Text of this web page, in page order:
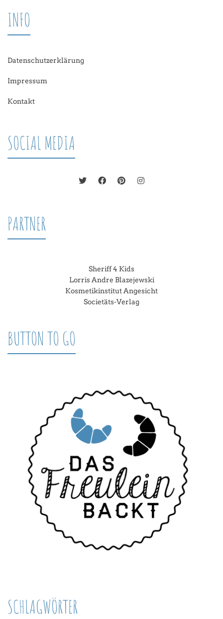
INFO
Datenschutzerklärung
Impressum
Kontakt
SOCIAL MEDIA
PARTNER
Sheriff 4 Kids
Lorris Andre Blazejewski
Kosmetikinstitut Angesicht
Societäts-Verlag
BUTTON TO GO
SCHLAGWÖRTER